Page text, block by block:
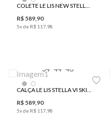
COLETE LE LIS NEW STELLA OFF FEMININO
R$ 589,90
5x de R$ 117 98
34 44 46
CALÇA LE LIS STELLA VI SKINNY FEMININA
R$ 589,90
5x de R$ 117 98